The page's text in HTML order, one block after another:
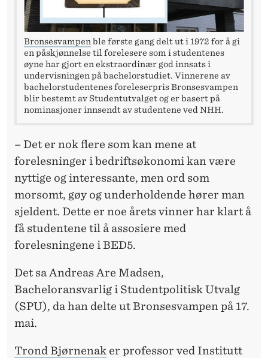
Bronsesvampenble første gang delt ut i 1972 for å gi
en påskjønnelse til forelesere som i studentenes
øyne har gjort en ekstraordinær god innsats i
undervisningen på bachelorstudiet. Vinnerene av
bachelorstudentenes foreleserpris Bronsesvampen
blir bestemt av Studentutvalget og er basert på
nominasjoner innsendt av studentene ved NHH.
– Det er nok flere som kan mene at
forelesninger i bedriftsøkonomi kan være
nyttige og interessante, men ord som
morsomt, gøy og underholdende hører man
sjeldent. Dette er noe årets vinner har klart å
få studentene til å assosiere med
forelesningene i BED5.
Det sa Andreas Are Madsen,
Bacheloransvarlig i Studentpolitisk Utvalg
(SPU), da han delte ut Bronsesvampen på 17.
mai.
Trond Bjørnenak er professor ved Institutt